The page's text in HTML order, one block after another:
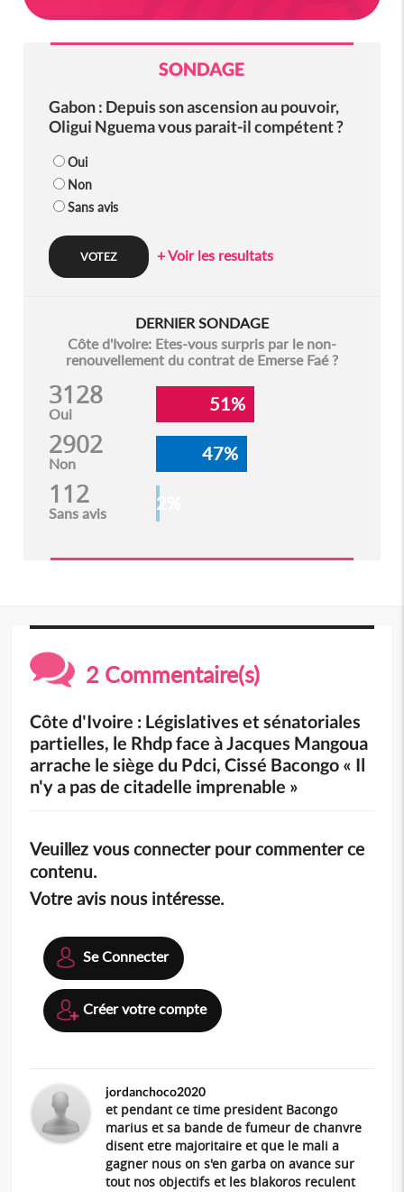
SONDAGE
Gabon : Depuis son ascension au pouvoir,
Oligui Nguema vous parait-il compétent ?
Oui
Non
Sans avis
+ Voir les resultats
DERNIER SONDAGE
Côte d'Ivoire: Etes-vous surpris par le non-
renouvellement du contrat de Emerse Faé ?
3128
Oui 51%
2902
Non 47%
112
Sans avis 2%
2 Commentaire(s)
Côte d'Ivoire : Législatives et sénatoriales
partielles, le Rhdp face à Jacques Mangoua
arrache le siège du Pdci, Cissé Bacongo « Il
n'y a pas de citadelle imprenable »
Veuillez vous connecter pour commenter ce
contenu.
Votre avis nous intéresse.
Se Connecter
Créer votre compte
jordanchoco2020
et pendant ce time president Bacongo
marius et sa bande de fumeur de chanvre
disent etre majoritaire et que le mali a
gagner nous on s'en garba on avance sur
tout nos objectifs et les blakoros reculent